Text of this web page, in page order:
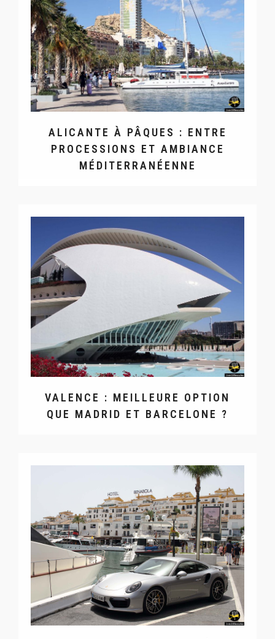
ALICANTE À PÂQUES : ENTRE
PROCESSIONS ET AMBIANCE
MÉDITERRANÉENNE
VALENCE : MEILLEURE OPTION
QUE MADRID ET BARCELONE ?